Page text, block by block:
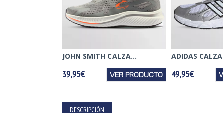
JOHN SMITH CALZA...
39,95€ VER PRODUCTO
ADIDAS
49,95€
DESCRIPCIÓN